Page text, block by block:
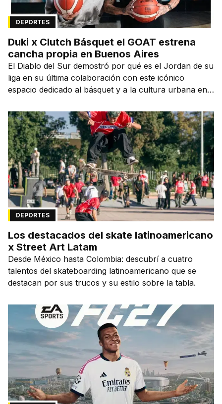
DEPORTES
Duki x Clutch Básquet el GOAT estrena
cancha propia en Buenos Aires
El Diablo del Sur demostró por qué es el Jordan de su
liga en su última colaboración con este icónico
espacio dedicado al básquet y a la cultura urbana en
DEPORTES
Los destacados del skate latinoamericano
x Street Art Latam
Desde México hasta Colombia: descubrí a cuatro
talentos del skateboarding latinoamericano que se
destacan por sus trucos y su estilo sobre la tabla.